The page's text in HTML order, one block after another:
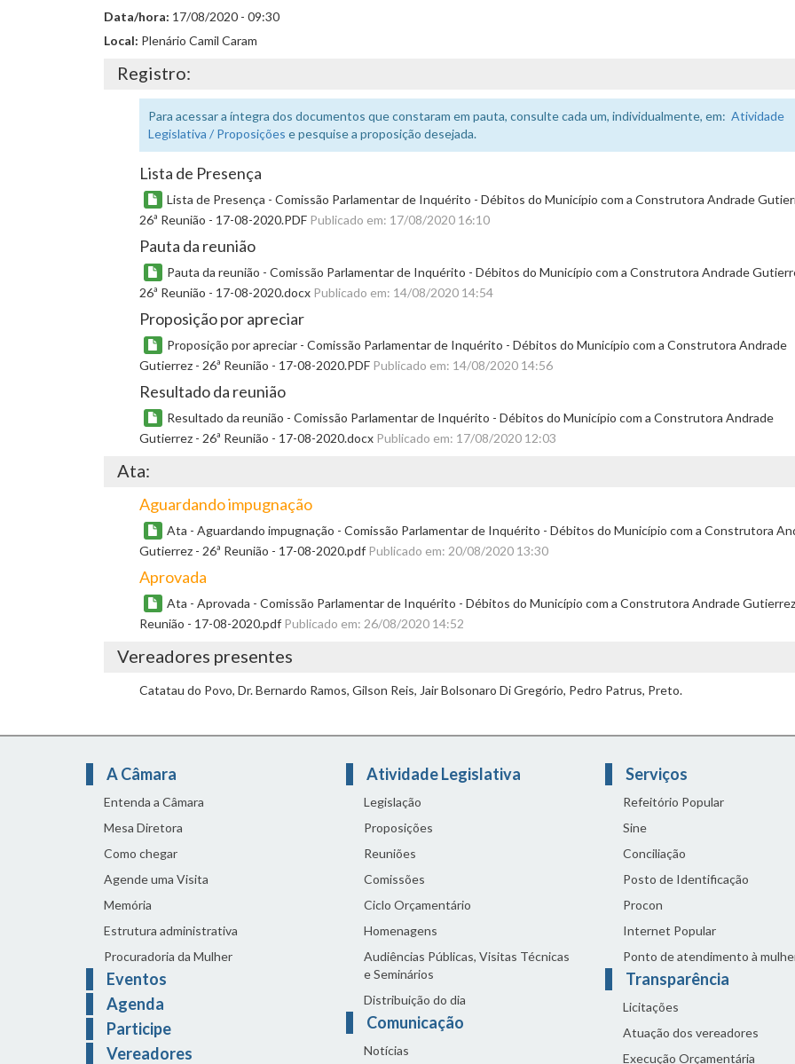
Data/hora: 17/08/2020 - 09:30
Local: Plenário Camil Caram
Registro:
Para acessar a íntegra dos documentos que constaram em pauta, consulte cada um, individualmente, em: Atividade
Legislativa / Proposições e pesquise a proposição desejada.
Lista de Presença
Lista de Presença - Comissão Parlamentar de Inquérito - Débitos do Município com a Construtora Andrade
26ª Reunião - 17-08-2020.PDF Publicado em: 17/08/2020 16:10
Pauta da reunião
Pauta da reunião - Comissão Parlamentar de Inquérito - Débitos do Município com a Construtora Andrade
26ª Reunião - 17-08-2020.docx Publicado em: 14/08/2020 14:54
Proposição por apreciar
Proposição por apreciar - Comissão Parlamentar de Inquérito - Débitos do Município com a Construtora Andrade
Gutierrez - 26ª Reunião - 17-08-2020.PDF Publicado em: 14/08/2020 14:56
Resultado da reunião
Resultado da reunião - Comissão Parlamentar de Inquérito - Débitos do Município com a Construtora Andrade
Gutierrez - 26ª Reunião - 17-08-2020.docx Publicado em: 17/08/2020 12:03
Ata:
Aguardando impugnação
Ata - Aguardando impugnação - Comissão Parlamentar de Inquérito - Débitos do Município com a Construtora
Gutierrez - 26ª Reunião - 17-08-2020.pdf Publicado em: 20/08/2020 13:30
Aprovada
Ata - Aprovada - Comissão Parlamentar de Inquérito - Débitos do Município com a Construtora Andrade Gutierrez
Reunião - 17-08-2020.pdf Publicado em: 26/08/2020 14:52
Vereadores presentes
Catatau do Povo, Dr. Bernardo Ramos, Gilson Reis, Jair Bolsonaro Di Gregório, Pedro Patrus, Preto.
A Câmara
Entenda a Câmara
Mesa Diretora
Como chegar
Agende uma Visita
Memória
Estrutura administrativa
Procuradoria da Mulher
Eventos
Agenda
Participe
Vereadores
Atividade Legislativa
Legislação
Proposições
Reuniões
Comissões
Ciclo Orçamentário
Homenagens
Audiências Públicas, Visitas Técnicas
e Seminários
Distribuição do dia
Comunicação
Notícias
Serviços
Refeitório Popular
Sine
Conciliação
Posto de Identificação
Procon
Internet Popular
Ponto de atendimento à
Transparência
Licitações
Atuação dos vereadores
Execução Orçamentária